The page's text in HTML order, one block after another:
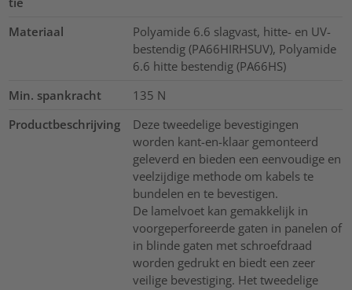
Materiaal
Polyamide 6.6 slagvast, hitte- en UV-
bestendig (PA66HIRHSUV), Polyamide
6.6 hitte bestendig (PA66HS)
Min. spankracht
135 N
Productbeschrijving
Deze tweedelige bevestigingen
worden kant-en-klaar gemonteerd
geleverd en bieden een eenvoudige en
veelzijdige methode om kabels te
bundelen en te bevestigen.
De lamelvoet kan gemakkelijk in
voorgeperforeerde gaten in panelen of
in blinde gaten met schroefdraad
worden gedrukt en biedt een zeer
veilige bevestiging. Het tweedelige